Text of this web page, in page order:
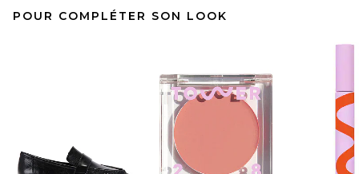
POUR COMPLÉTER SON LOOK